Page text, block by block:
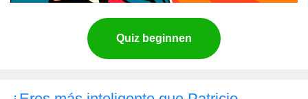
Quiz beginnen